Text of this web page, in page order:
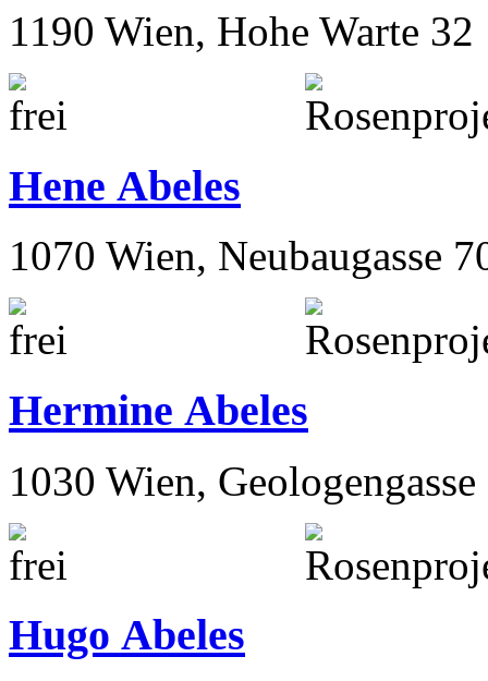
1190 Wien, Hohe Warte 32
Hene Abeles
1070 Wien, Neubaugasse
Hermine Abeles
1030 Wien,
Hugo Abeles